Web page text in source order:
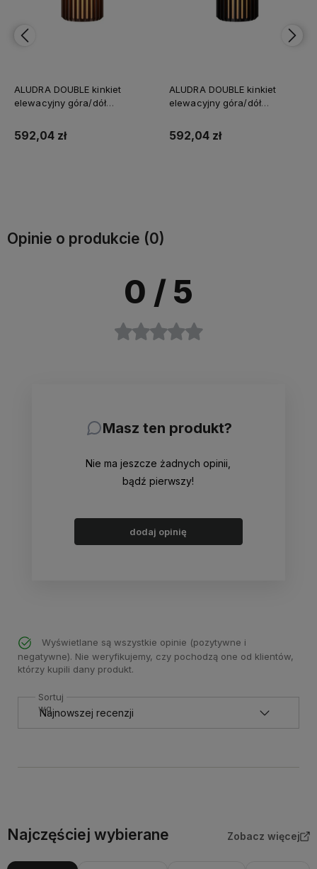
ALUDRA DOUBLE kinkiet
elewacyjny góra/dół
IP54, max 2x15W
592,04 zł
ALUDRA DOUBLE kinkiet
elewacyjny góra/dół
max 2x15W
592,04 zł
Opinie o produkcie (0)
0 / 5
Masz ten produkt?
Nie ma jeszcze żadnych opinii,
bądź pierwszy!
dodaj opinię
Wyświetlane są wszystkie opinie (pozytywne i
negatywne). Nie weryfikujemy, czy pochodzą one od klientów,
którzy kupili dany produkt.
Sortuj
wg
Najczęściej wybierane Zobacz więcej